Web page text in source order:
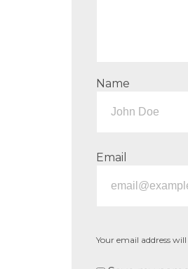
Name
Email
Your email address